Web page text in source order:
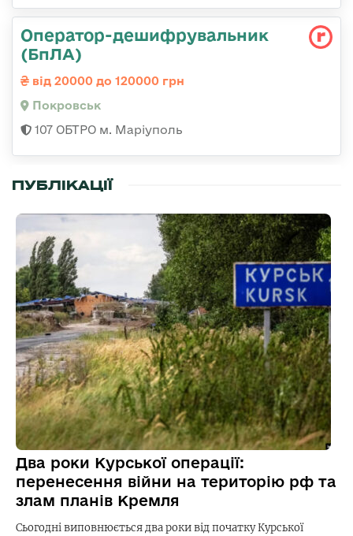
Оператор-дешифрувальник
(БпЛА)
від 20000 до 120000 грн
Покровськ
107 ОБТРО м. Маріуполь
ПУБЛІКАЦІЇ
Два роки Курської операції:
перенесення війни на територію рф та
злам планів Кремля
Сьогодні виповнюється два роки від початку Курської